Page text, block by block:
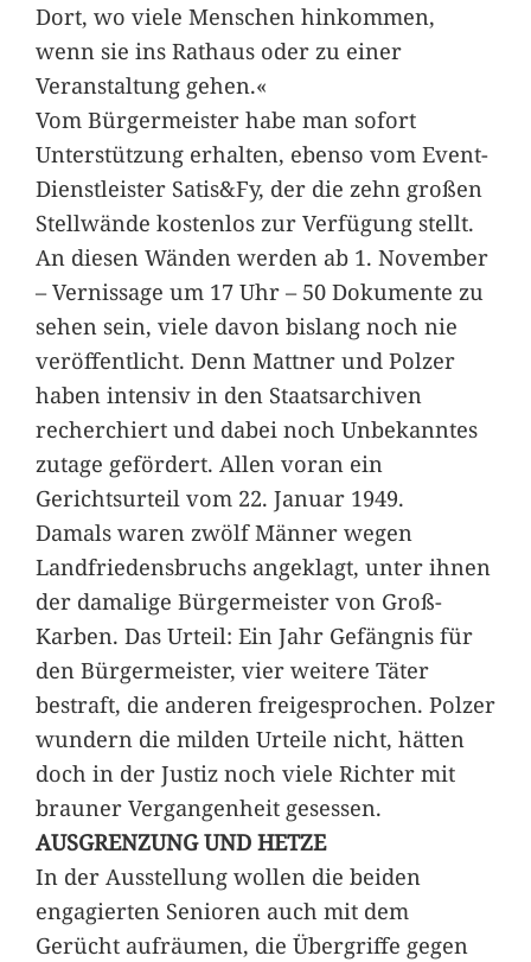
Dort, wo viele Menschen hinkommen,
wenn sie ins Rathaus oder zu einer
Veranstaltung gehen.«
Vom Bürgermeister habe man sofort
Unterstützung erhalten, ebenso vom Event-
Dienstleister Satis&Fy, der die zehn großen
Stellwände kostenlos zur Verfügung stellt.
An diesen Wänden werden ab 1. November
– Vernissage um 17 Uhr – 50 Dokumente zu
sehen sein, viele davon bislang noch nie
veröffentlicht. Denn Mattner und Polzer
haben intensiv in den Staatsarchiven
recherchiert und dabei noch Unbekanntes
zutage gefördert. Allen voran ein
Gerichtsurteil vom 22. Januar 1949.
Damals waren zwölf Männer wegen
Landfriedensbruchs angeklagt, unter ihnen
der damalige Bürgermeister von Groß-
Karben. Das Urteil: Ein Jahr Gefängnis für
den Bürgermeister, vier weitere Täter
bestraft, die anderen freigesprochen. Polzer
wundern die milden Urteile nicht, hätten
doch in der Justiz noch viele Richter mit
brauner Vergangenheit gesessen.
AUSGRENZUNG UND HETZE
In der Ausstellung wollen die beiden
engagierten Senioren auch mit dem
Gerücht aufräumen, die Übergriffe gegen